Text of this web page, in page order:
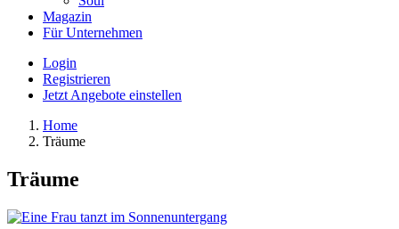
Magazin
Für Unternehmen
Login
Registrieren
Jetzt Angebote einstellen
Home
Träume
Träume